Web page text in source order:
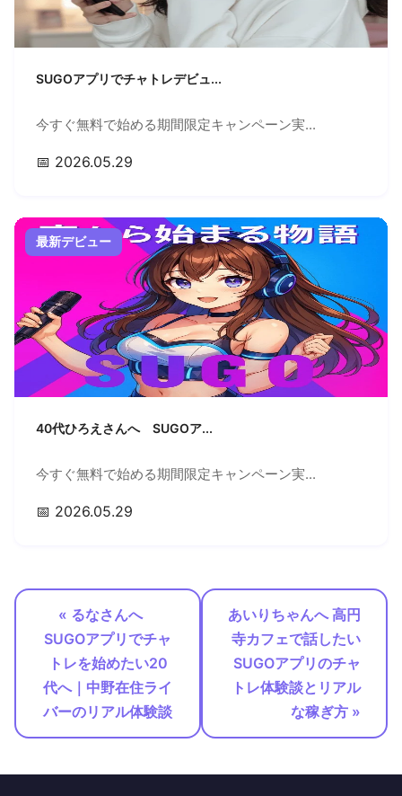
SUGOアプリでチャトレデビュ...
今すぐ無料で始める期間限定キャンペーン実...
📅 2026.05.29
最新デビュー
40代ひろえさんへ SUGOア...
今すぐ無料で始める期間限定キャンペーン実...
📅 2026.05.29
« るなさんへ
SUGOアプリでチャ
トレを始めたい20
代へ｜中野在住ライ
バーのリアル体験談
あいりちゃんへ 高円
寺カフェで話したい
SUGOアプリのチャ
トレ体験談とリアル
な稼ぎ方 »